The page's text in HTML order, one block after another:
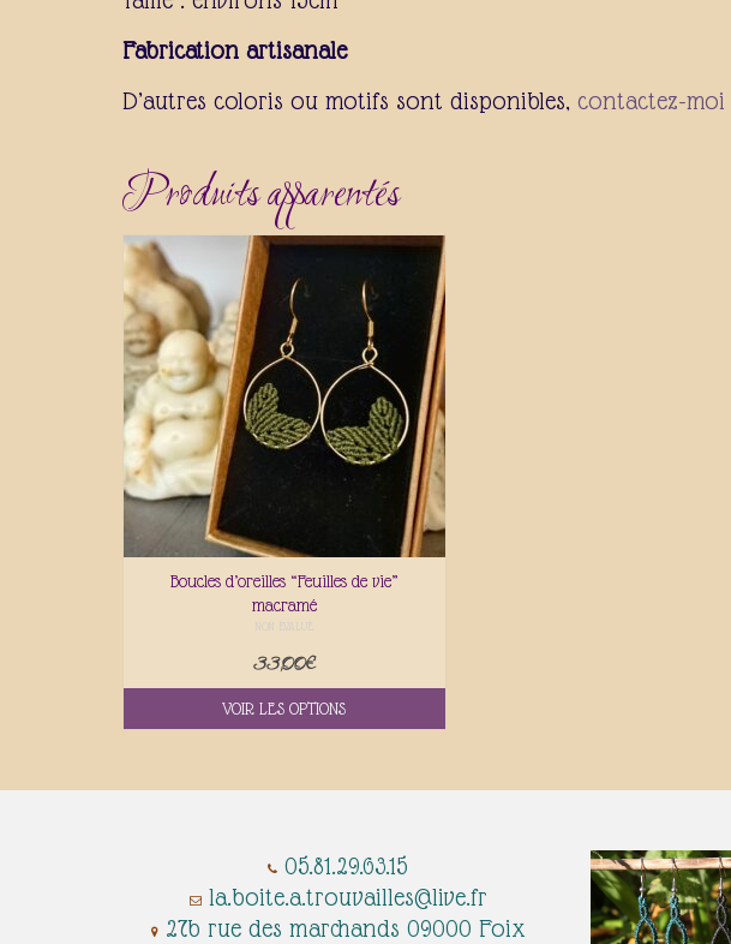
Fabrication artisanale
D’autres coloris ou motifs sont disponibles, contactez-moi
Produits apparentés
Boucles d’oreilles “Feuilles de vie”
macramé
NON ÉVALUÉ
33,00€
VOIR LES OPTIONS
05.81.29.63.15
​​​​​​​​​​​​​​​ la.boite.a.trouvailles@live.fr
27b rue des marchands 09000 Foix